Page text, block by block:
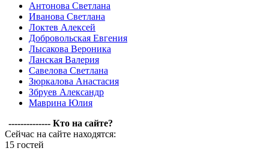
Антонова Светлана
Иванова Светлана
Локтев Алексей
Добровольская Евгения
Лысакова Вероника
Ланская Валерия
Савелова Светлана
Зюркалова Анастасия
Збруев Александр
Маврина Юлия
-------------- Кто на сайте?
Сейчас на сайте находятся:
15 гостей